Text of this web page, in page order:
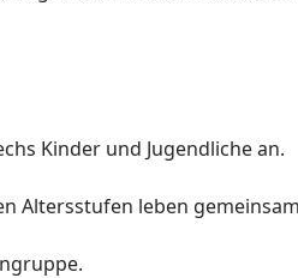
Kinder und Jugendliche an.
Altersstufen leben